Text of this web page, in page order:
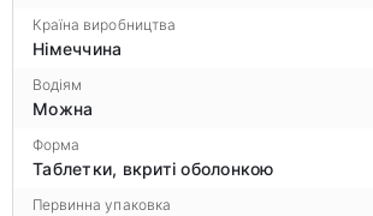
Країна виробництва
Німеччина
Водіям
Можна
Форма
Таблетки, вкриті оболонкою
Первинна упаковка